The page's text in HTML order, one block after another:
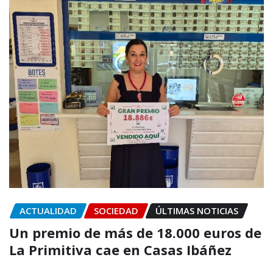
ACTUALIDAD SOCIEDAD ÚLTIMAS NOTICIAS
Un premio de más de 18.000 euros de
La Primitiva cae en Casas Ibáñez